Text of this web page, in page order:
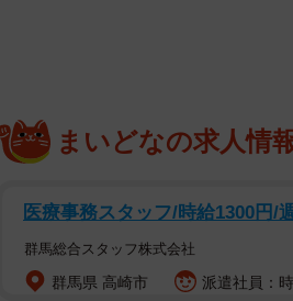
まいどなの求人情
医療事務スタッフ/時給1300円/
群馬総合スタッフ株式会社
群馬県 高崎市 派遣社員：